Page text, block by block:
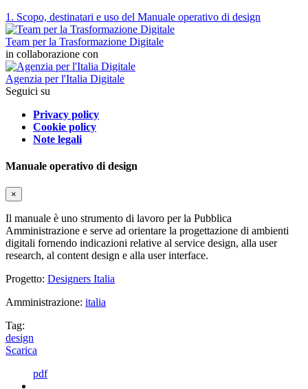
1. Scopo, destinatari e uso del Manuale operativo di design
Team per la Trasformazione Digitale
in collaborazione con
Agenzia per l'Italia Digitale
Seguici su
Privacy policy
Cookie policy
Note legali
Manuale operativo di design
×
Il manuale è uno strumento di lavoro per la Pubblica
Amministrazione e serve ad orientare la progettazione di ambienti
digitali fornendo indicazioni relative al service design, alla user
research, al content design e alla user interface.
Progetto: Designers Italia
Amministrazione: italia
Tag:
design
Scarica
pdf